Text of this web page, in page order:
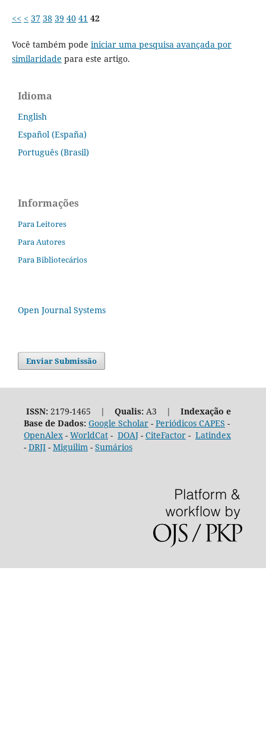
<< < 37 38 39 40 41 42
Você também pode iniciar uma pesquisa avançada por
similaridade para este artigo.
Idioma
English
Español (España)
Português (Brasil)
Informações
Para Leitores
Para Autores
Para Bibliotecários
Open Journal Systems
Enviar Submissão
ISSN:2179-1465 | Qualis:A3 | Indexação e
Base de Dados: Google Scholar- Periódicos CAPES -
OpenAlex- WorldCat- DOAJ- CiteFactor- Latindex
- DRJI- Miguilim- Sumários